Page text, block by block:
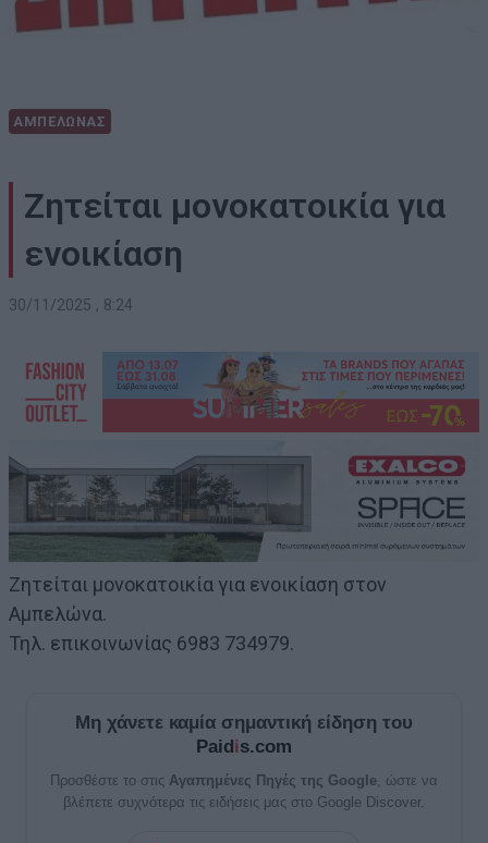
ΑΜΠΕΛΩΝΑΣ
Ζητείται μονοκατοικία για
ενοικίαση
30/11/2025 , 8:24
Ζητείται μονοκατοικία για ενοικίαση στον
Αμπελώνα.
Τηλ. επικοινωνίας 6983 734979.
Μη χάνετε καμία σημαντική είδηση του
Paid is.com
Προσθέστε το στις Αγαπημένες Πηγές της Google, ώστε να
βλέπετε συχνότερα τις ειδήσεις μας στο Google Discover.